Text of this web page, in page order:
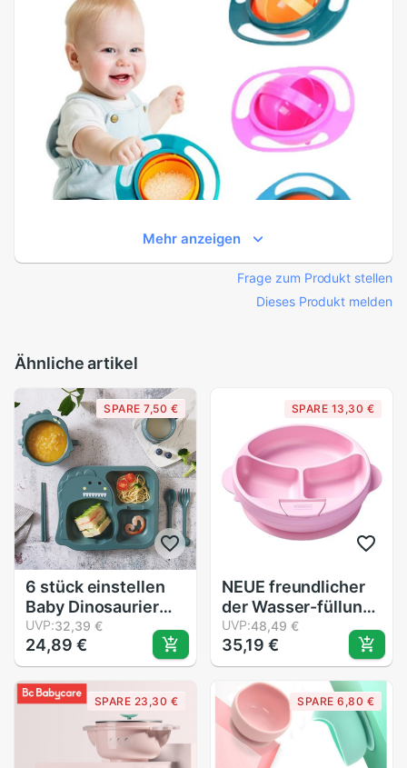
Mehr anzeigen
Frage zum Produkt stellen
Dieses Produkt melden
Ähnliche artikel
SPARE 7,50 €
6 stück einstellen
Baby Dinosaurier
Geschirr
freundlicher
Abendessen Platte
Netz Hause Kreative
Karikatur Umwelt
Freundliche
Fütterung Gerichte
UVP:32,39 €
24,89 €
SPARE 13,30 €
NEUE freundlicher
der Wasser-füllung
und Isolierung
Schüssel mit
Saugnäpfen und
Fächer Kind Nette
Schüssel
UVP:48,49 €
35,19 €
SPARE 23,30 € SPARE 6,80 €